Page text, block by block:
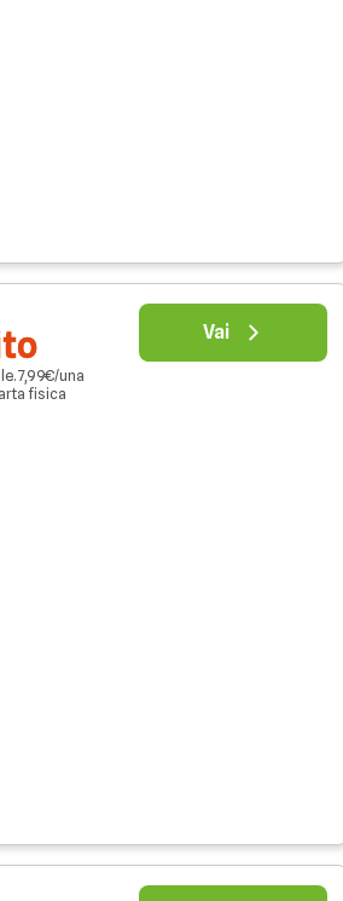
7,99€/una
fisica
Vai